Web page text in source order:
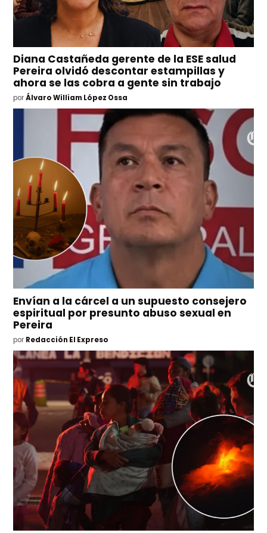
Diana Castañeda gerente de la ESE salud
Pereira olvidó descontar estampillas y
ahora se las cobra a gente sin trabajo
por Álvaro William López Ossa
Envían a la cárcel a un supuesto consejero
espiritual por presunto abuso sexual en
Pereira
por Redacción El Expreso